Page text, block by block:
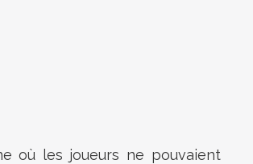
où les joueurs ne pouvaient